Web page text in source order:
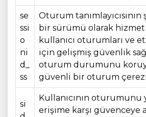
se
ssi
o
ni
d_
ss
Oturum
bir sürümü olarak hizmet
kullanıcı oturumları ve
için gelişmiş güvenlik
oturum durumunu
güvenli bir oturum
si
Kullanıcının oturumunu
erişime karşı güvenceye